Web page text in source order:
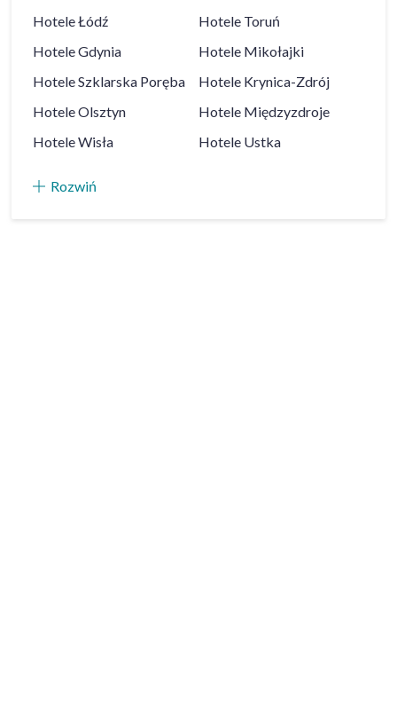
HoteleŁódź Hotele Toruń
HoteleGdynia Hotele Mikołajki
HoteleSzklarska Poręba Hotele Krynica-Zdrój
HoteleOlsztyn Hotele Międzyzdroje
HoteleWisła Hotele Ustka
Rozwiń